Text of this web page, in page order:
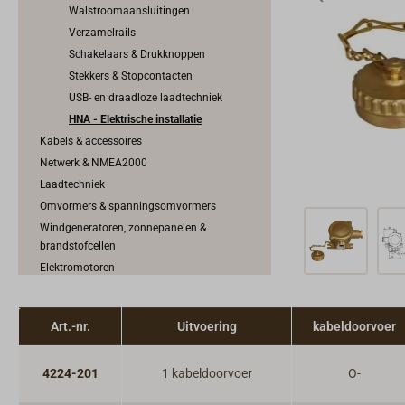
Walstroomaansluitingen
Verzamelrails
Schakelaars & Drukknoppen
Stekkers & Stopcontacten
USB- en draadloze laadtechniek
HNA - Elektrische installatie
Kabels & accessoires
Netwerk & NMEA2000
Laadtechniek
Omvormers & spanningsomvormers
Windgeneratoren, zonnepanelen &
brandstofcellen
Elektromotoren
Motorkoeling & uitlaatsysteem
Motortoebehoren
Art.-nr. Uitvoering kabeldoorvoer
4224-201 1 kabeldoorvoer O-